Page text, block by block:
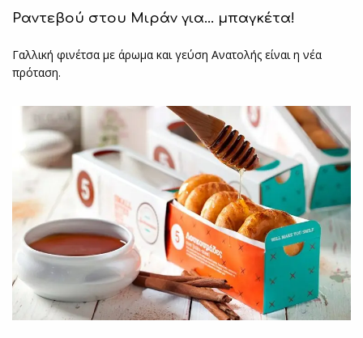
Ραντεβού στου Μιράν για… μπαγκέτα!
Γαλλική φινέτσα με άρωμα και γεύση Ανατολής είναι η νέα
πρόταση.